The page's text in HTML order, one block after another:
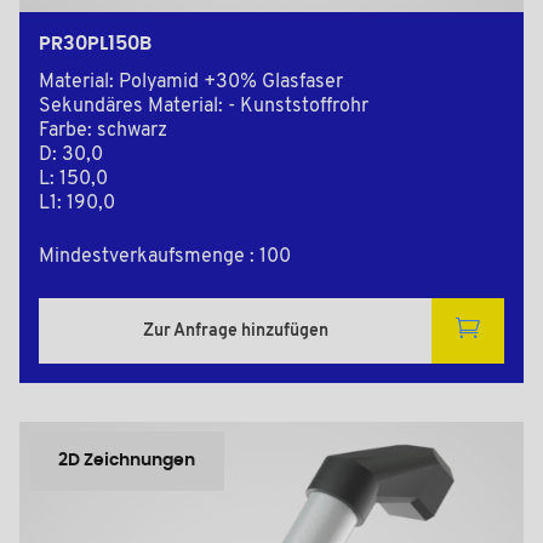
PR30PL150B
Material: Polyamid +30% Glasfaser
Sekundäres Material: - Kunststoffrohr
Farbe: schwarz
D: 30,0
L: 150,0
L1: 190,0
Mindestverkaufsmenge : 100
Zur Anfrage hinzufügen
2D Zeichnungen